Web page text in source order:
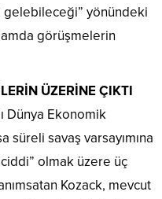
gelebileceği” yönündeki
görüşmelerin
ÜZERİNE ÇIKTI
Dünya Ekonomik
süreli savaş varsayımına
olmak üzere üç
Kozack, mevcut